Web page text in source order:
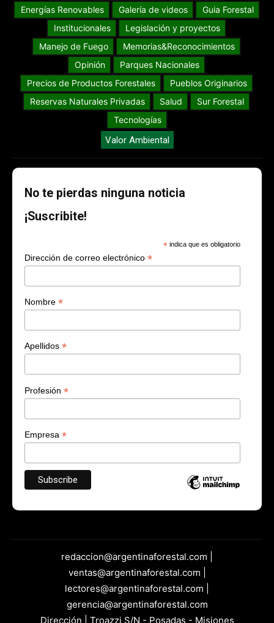
Energías Renovables
Galería de videos
Guia Forestal
Institucionales
Legislación y proyectos
Manejo de Fuego
Memorias&Reconocimientos
Opinión
Parques Nacionales
Precios de Productos Forestales
Pueblos Originarios
Reservas Naturales Privadas
Salud
Sur Forestal
Tecnologías
Valor Ambiental
No te pierdas ninguna noticia
¡Suscribite!
* indica que es obligatorio
Dirección de correo electrónico *
Nombre *
Apellidos *
Profesión *
Empresa *
redaccion@argentinaforestal.com |
ventas@argentinaforestal.com |
lectores@argentinaforestal.com |
gerencia@argentinaforestal.com
Dirección | Troazzi S/N - Posadas - Misiones